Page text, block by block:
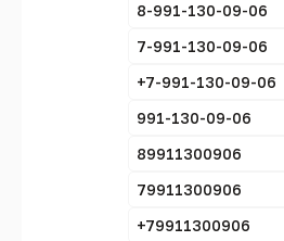
8-991-130-09-06
7-991-130-09-06
+7-991-130-09-06
991-130-09-06
89911300906
79911300906
+79911300906